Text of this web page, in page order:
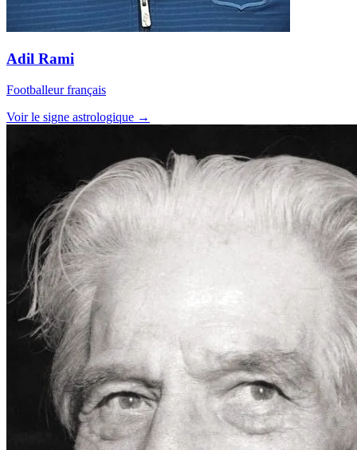
Adil Rami
Footballeur français
Voir le signe astrologique →